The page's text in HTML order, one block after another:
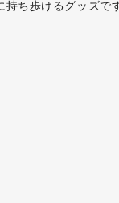
持ち歩けるグッズ